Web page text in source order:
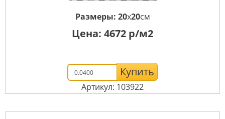
Размеры: 20x20см
Цена: 4672 р/м2
Купить
Артикул: 103922